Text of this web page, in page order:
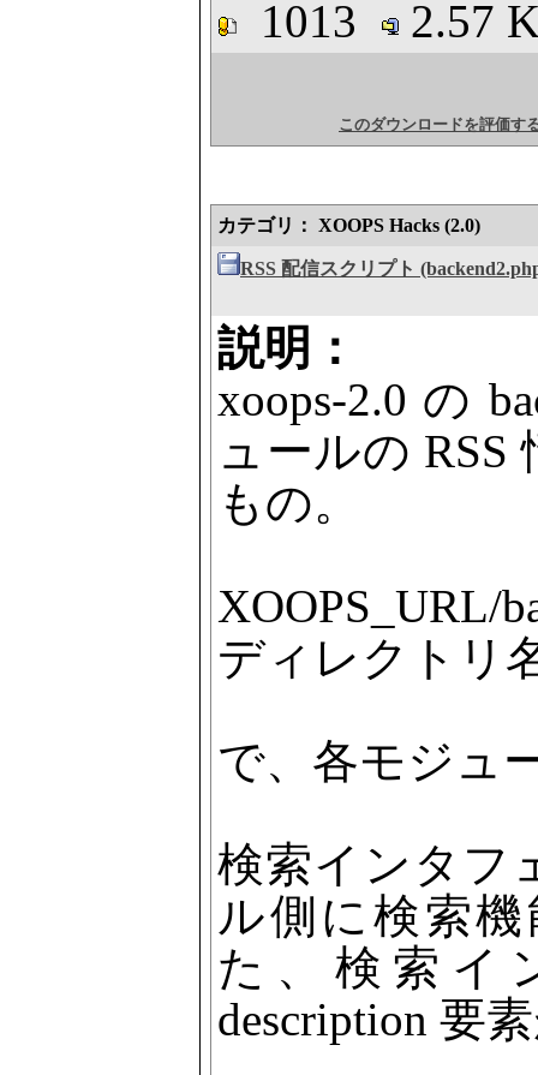
1013 2.57
このダウンロードを評価す
カテゴリ： XOOPS Hacks (2.0)
RSS 配信スクリプト
説明：
xoops-2.0 の
ュールの
もの。
XOOPS_URL/
ディレクトリ
で、各モジュ
検索インタフ
ル側に検索
た、検索イ
description 要